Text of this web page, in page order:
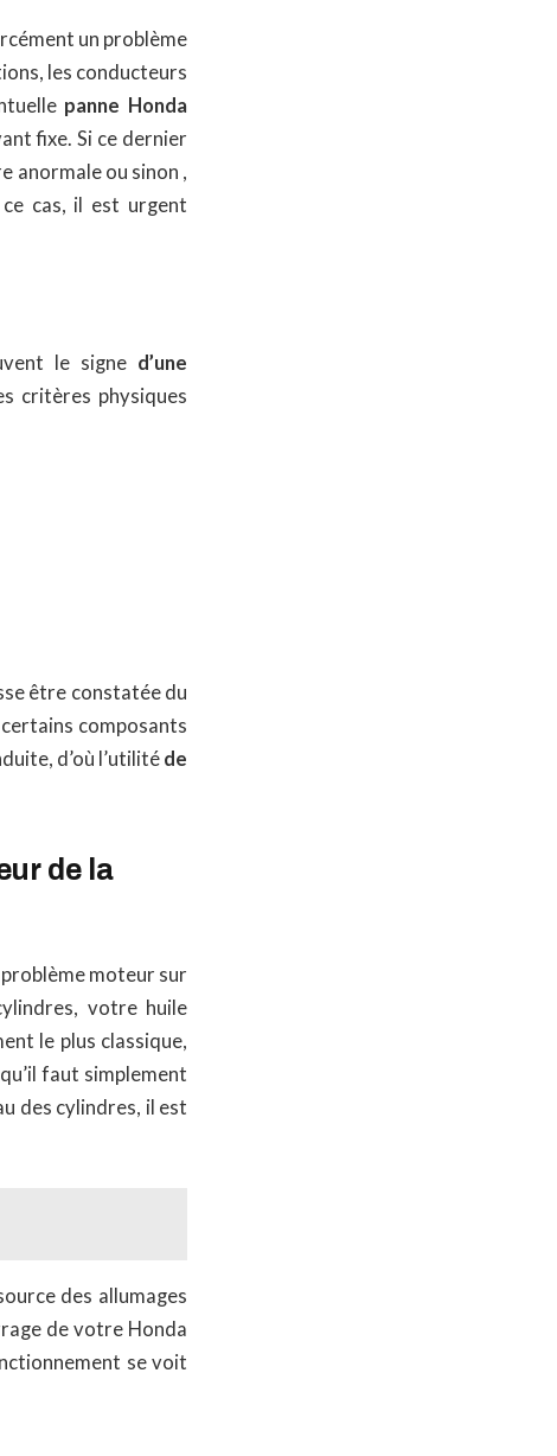
un problème
les conducteurs
panne Honda
fixe. Si ce dernier
anormale ou sinon ,
cas, il est urgent
le signe d’une
critères physiques
être constatée du
composants
d’où l’utilité de
de la
moteur sur
votre huile
le plus classique,
faut simplement
des cylindres, il est
des allumages
de votre Honda
se voit